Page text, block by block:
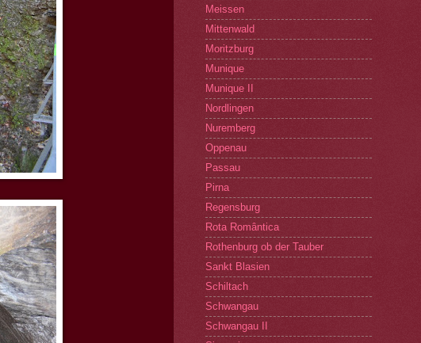
Meissen
Mittenwald
Moritzburg
Munique
Munique II
Nordlingen
Nuremberg
Oppenau
Passau
Pirna
Regensburg
Rota Romântica
Rothenburg ob der Tauber
Sankt Blasien
Schiltach
Schwangau
Schwangau II